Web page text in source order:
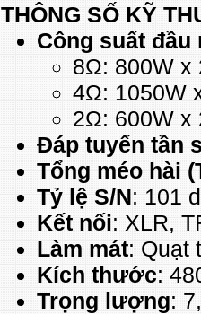
THÔNG SỐ KỸ
Công suất đầu
8Ω: 800W x
4Ω: 1050W
2Ω: 600W x
Đáp tuyến tần
Tổng méo hài
Tỷ lệ S/N: 101
Kết nối: XLR,
Làm mát: Quạt
Kích thước:
Trọng lượng: